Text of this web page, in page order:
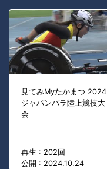
見てみMyたかまつ 2024
ジャパンパラ陸上競技大
会
再生 : 202回
公開 : 2024.10.24